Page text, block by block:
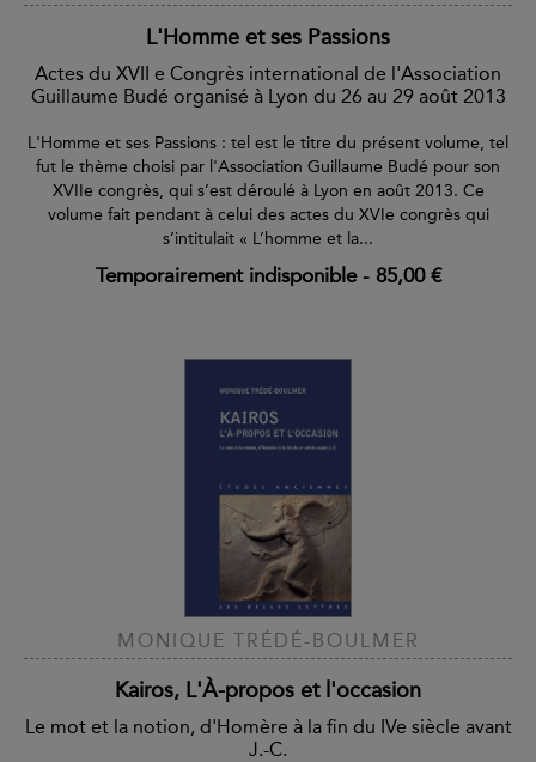
L'Homme et ses Passions
Actes du XVII e Congrès international de l'Association
Guillaume Budé organisé à Lyon du 26 au 29 août 2013
L'Homme et ses Passions : tel est le titre du présent volume, tel
fut le thème choisi par l'Association Guillaume Budé pour son
XVIIe congrès, qui s’est déroulé à Lyon en août 2013. Ce
volume fait pendant à celui des actes du XVIe congrès qui
s’intitulait « L’homme et la...
Temporairement indisponible- 85,00 €
MONIQUE TRÉDÉ-BOULMER
Kairos, L'À-propos et l'occasion
Le mot et la notion, d'Homère à la fin du IVe siècle avant
J.-C.